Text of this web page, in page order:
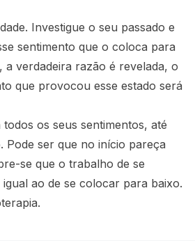
Investigue o seu passado e
sentimento que o coloca para
a verdadeira razão é revelada, o
que provocou esse estado será
os seus sentimentos, até
Pode ser que no início pareça
se que o trabalho de se
ao de se colocar para baixo.